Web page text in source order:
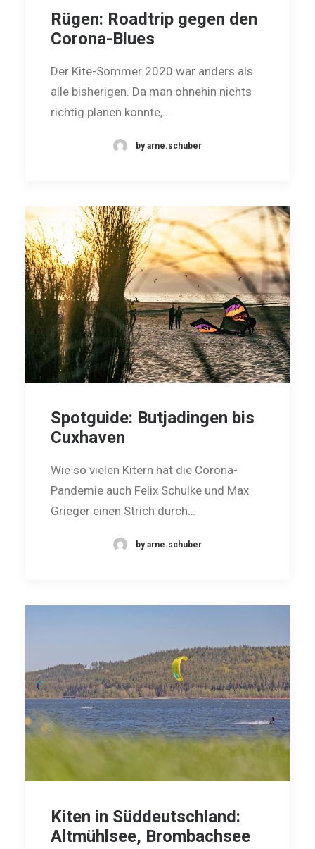
Rügen: Roadtrip gegen den
Corona-Blues
Der Kite-Sommer 2020 war anders als
alle bisherigen. Da man ohnehin nichts
richtig planen konnte,…
by arne.schuber
Spotguide: Butjadingen bis
Cuxhaven
Wie so vielen Kitern hat die Corona-
Pandemie auch Felix ­Schulke und Max
Grieger einen Strich durch…
by arne.schuber
Kiten in Süddeutschland:
Altmühlsee, Brombachsee